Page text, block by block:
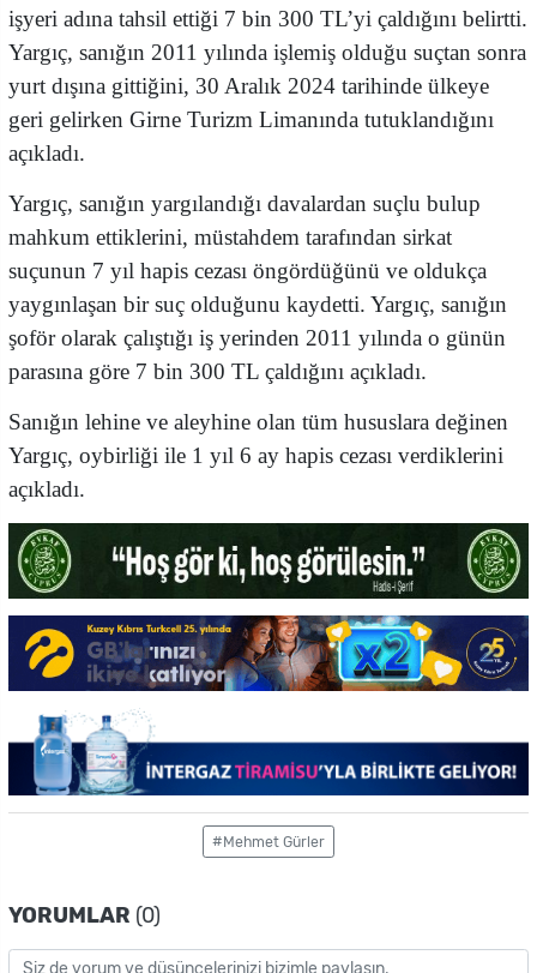
işyeri adına tahsil ettiği 7 bin 300 TL’yi çaldığını belirtti.
Yargıç, sanığın 2011 yılında işlemiş olduğu suçtan sonra
yurt dışına gittiğini, 30 Aralık 2024 tarihinde ülkeye
geri gelirken Girne Turizm Limanında tutuklandığını
açıkladı.
Yargıç, sanığın yargılandığı davalardan suçlu bulup
mahkum ettiklerini, müstahdem tarafından sirkat
suçunun 7 yıl hapis cezası öngördüğünü ve oldukça
yaygınlaşan bir suç olduğunu kaydetti. Yargıç, sanığın
şoför olarak çalıştığı iş yerinden 2011 yılında o günün
parasına göre 7 bin 300 TL çaldığını açıkladı.
Sanığın lehine ve aleyhine olan tüm hususlara değinen
Yargıç, oybirliği ile 1 yıl 6 ay hapis cezası verdiklerini
açıkladı.
#Mehmet Gürler
YORUMLAR (0)